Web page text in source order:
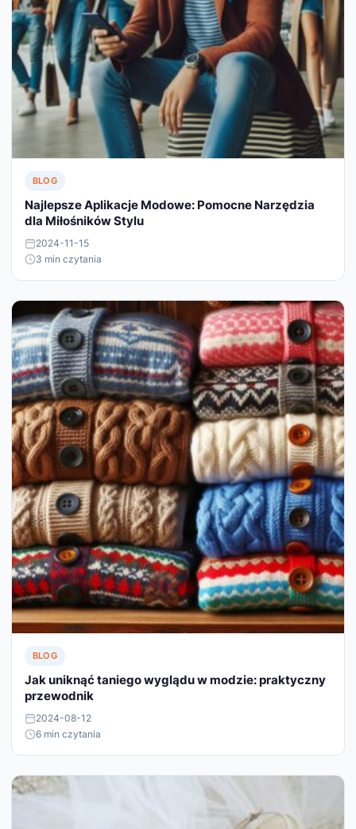
BLOG
Najlepsze Aplikacje Modowe: Pomocne Narzędzia
dla Miłośników Stylu
2024-11-15
3 min czytania
BLOG
Jak uniknąć taniego wyglądu w modzie: praktyczny
przewodnik
2024-08-12
6 min czytania